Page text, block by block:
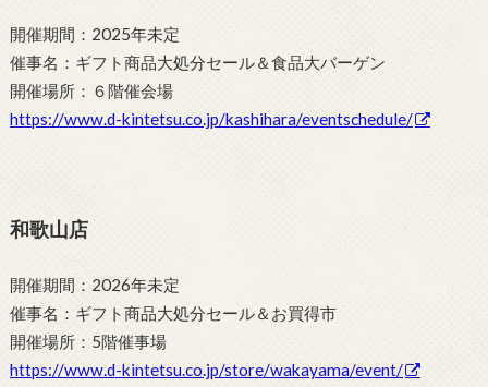
開催期間：2025年未定
催事名：ギフト商品大処分セール＆食品大バーゲン
開催場所：６階催会場
https://www.d-kintetsu.co.jp/kashihara/eventschedule/
和歌山店
開催期間：2026年未定
催事名：ギフト商品大処分セール＆お買得市
開催場所：5階催事場
https://www.d-kintetsu.co.jp/store/wakayama/event/